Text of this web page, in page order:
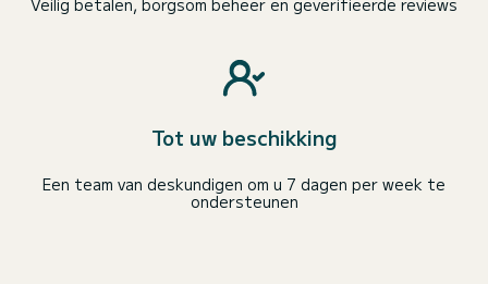
Veilig betalen, borgsom beheer en geverifieerde reviews
Tot uw beschikking
Een team van deskundigen om u 7 dagen per week te
ondersteunen